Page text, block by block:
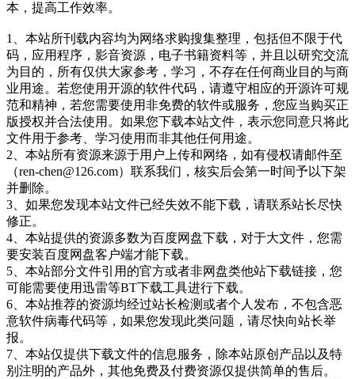
本，提高工作效率。
1、本站所刊载内容均为网络求购搜集整理，包括但不限于代
码，应用程序，影音资源，电子书籍资料等，并且以研究交流
为目的，所有仅供大家参考，学习，不存在任何商业目的与商
业用途。若您使用开源的软件代码，请遵守相应的开源许可规
范和精神，若您需要使用非免费的软件或服务，您应当购买正
版授权并合法使用。如果您下载本站文件，表示您同意只将此
文件用于参考、学习使用而非其他任何用途。
2、本站所有资源来源于用户上传和网络，如有侵权请邮件至
（ren-chen@126.com）联系我们，核实后会第一时间予以下架
并删除。
3、如果您发现本站文件已经失效不能下载，请联系站长尽快
修正。
4、本站提供的资源多数为百度网盘下载，对于大文件，您需
要安装百度网盘客户端才能下载。
5、本站部分文件引用的官方或者非网盘类他站下载链接，您
可能需要使用迅雷等BT下载工具进行下载。
6、本站推荐的资源均经过站长检测或者个人发布，不包含恶
意软件病毒代码等，如果您发现此类问题，请尽快向站长举
报。
7、本站仅提供下载文件的信息服务，除本站原创产品以及特
别注明的产品外，其他免费及付费资源仅提供简单的售后。